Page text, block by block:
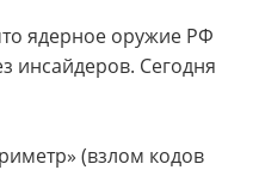
ядерное оружие РФ
инсайдеров. Сегодня
(взлом кодов